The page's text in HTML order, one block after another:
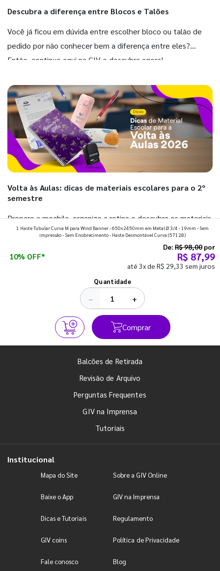
Descubra a diferença entre Blocos e Talões
Você já ficou em dúvida entre escolher bloco ou talão de
pedido por não conhecer bem a diferença entre eles?
Então, continue aqui na GIV e descubra agora!
Volta às Aulas: dicas de materiais escolares para o 2º
semestre
Prepare a mochila, organize a rotina e descubra os materiais
que fazem toda diferença para começar o segundo
1 Haste Tubular Curva M para Wind Banner - 650x2450mm em Metal Ø 3/4 - 19mm - Sem
impressão - Sem Enobrecimento - Haste Desmontável Curva (57128)
10% OFF*
De: R$ 98,00 por
R$ 87,99
até 3x de R$ 29,33 sem juros
Quantidade
− +
Comprar
Balcões de Retirada
Revisão de Arquivo
Perguntas Frequentes
GIV na Imprensa
Tutoriais
Institucional
Mapa do Site Sobre a GIV Online
Baixe o App GIV na Imprensa
Dicas e Tutoriais Regulamento
GIV coins Política de Privacidade
Fale conosco Blog